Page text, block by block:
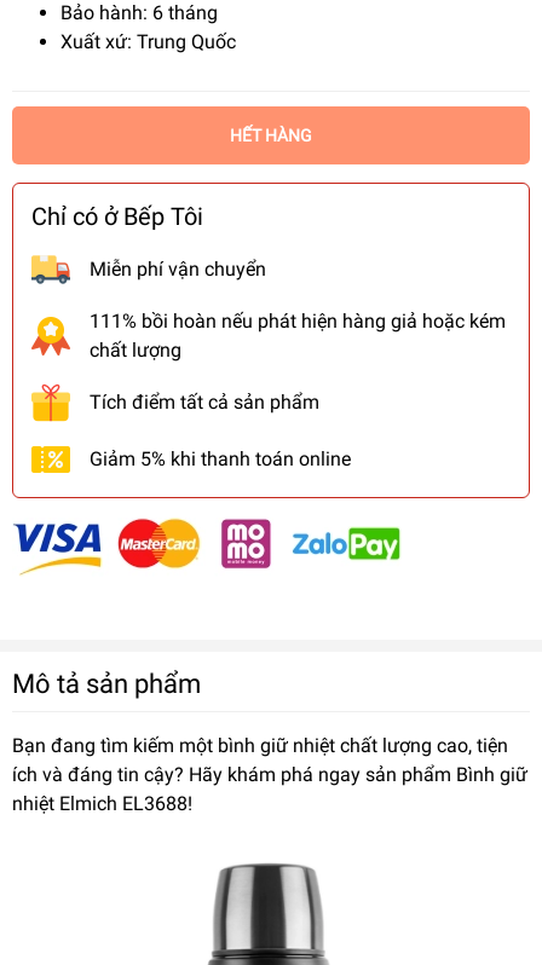
Bảo hành: 6 tháng
Xuất xứ: Trung Quốc
HẾT HÀNG
Chỉ có ở Bếp Tôi
Miễn phí vận chuyển
111% bồi hoàn nếu phát hiện hàng giả hoặc kém
chất lượng
Tích điểm tất cả sản phẩm
Giảm 5% khi thanh toán online
Mô tả sản phẩm
Bạn đang tìm kiếm một bình giữ nhiệt chất lượng cao, tiện
ích và đáng tin cậy? Hãy khám phá ngay sản phẩm Bình giữ
nhiệt Elmich EL3688!